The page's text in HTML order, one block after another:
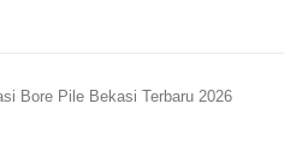
Bore Pile Bekasi Terbaru 2026